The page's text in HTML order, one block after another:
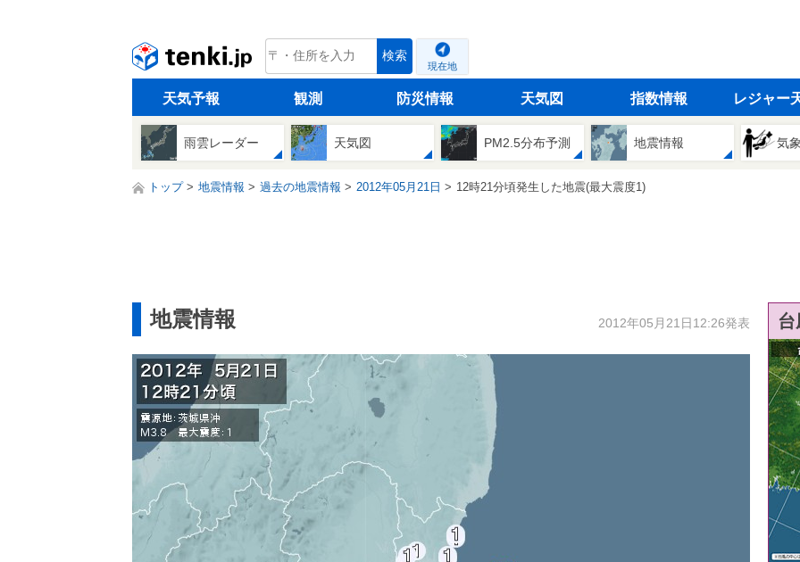
tenki.jp 検索
現在地
天気予報 観測 防災情報 天気図 指数情報 レジャー
雨雲レーダー 天気図 PM2.5分布予測 地震情報 気
トップ 地震情報 過去の地震情報 2012年05月21日 12時21分頃発生した地震(最大震度1)
地震情報 2012年05月21日12:26発表